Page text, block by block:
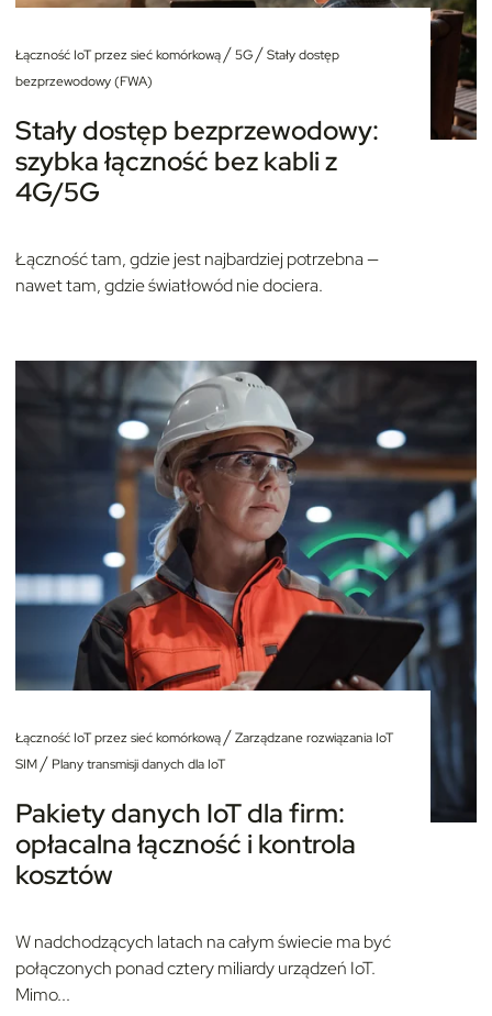
Łączność IoT przez sieć komórkową/5G/Stały dostęp
bezprzewodowy (FWA)
Stały dostęp bezprzewodowy:
szybka łączność bez kabli z
4G/5G
Łączność tam, gdzie jest najbardziej potrzebna —
nawet tam, gdzie światłowód nie dociera.
Łączność IoT przez sieć komórkową/Zarządzane rozwiązania IoT
SIM/ Plany transmisji danych dla IoT
Pakiety danych IoT dla firm:
opłacalna łączność i kontrola
kosztów
W nadchodzących latach na całym świecie ma być
połączonych ponad cztery miliardy urządzeń IoT.
Mimo...